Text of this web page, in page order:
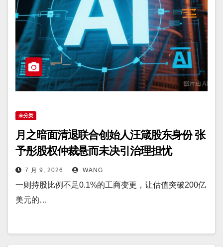
未分类
月之暗面清退联合创始人汪箴股东身份 张
予彤股权仲裁悬而未决引治理担忧
7 月 9, 2026 WANG
一则持股比例不足0.1%的工商变更，让估值突破200亿
美元的…